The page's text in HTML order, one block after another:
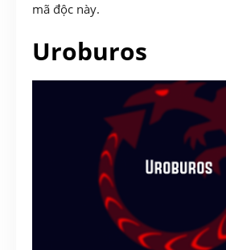
mã độc này.
Uroburos